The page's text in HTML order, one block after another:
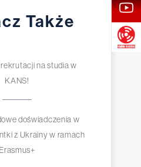
Także
na studia w
KANS!
doświadczenia w
z Ukrainy w ramach
Erasmus+